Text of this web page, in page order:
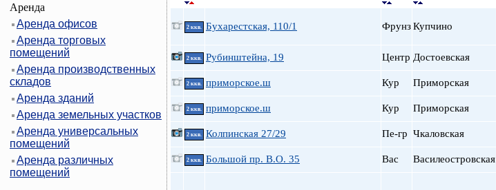
Аренда
Аренда офисов
Аренда торговых
помещений
Аренда производственных
складов
Аренда зданий
Аренда земельных участков
Аренда универсальных
помещений
Аренда различных
помещений
Приморский
Коттедж
Немецкий
Панельный
Реконструкция
Сталинский
2 ккв. Бухарестская, 110/1 ФрунзКупчино
2 ккв. Рубинштейна, 19 Центр Достоевская
2 ккв. приморское.ш Кур Приморская
2 ккв. приморское.ш Кур Приморская
2 ккв. Колпинская 27/29 Пе-гр Чкаловская
2 ккв. Большой пр. В.О. 35 Вас Василеостровская